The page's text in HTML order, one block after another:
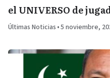
el UNIVERSO de
Últimas Noticias •5 noviembre,